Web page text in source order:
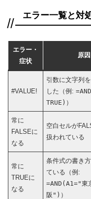
エラー一覧と対
エラー・
症状
原因
#VALUE!
引数に文字列
した（例:
TRUE) ）
常に
FALSEに
なる
空白セルが
扱われている
常に
TRUEに
なる
条件式の書き
ている（例:
=AND(A1="
阪") ）